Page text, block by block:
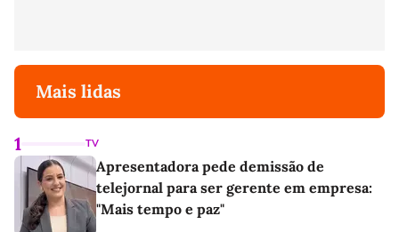
Mais lidas
1 TV
Apresentadora pede demissão de
telejornal para ser gerente em empresa:
"Mais tempo e paz"